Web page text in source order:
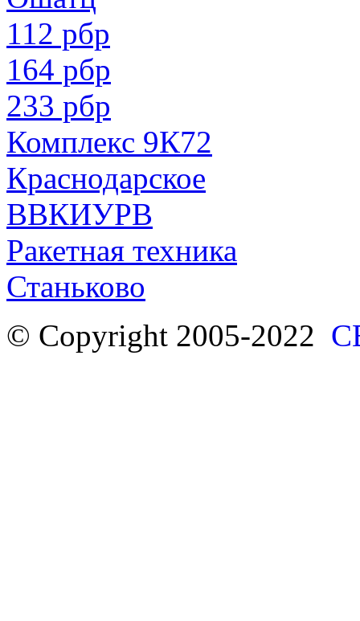
112 рбр
164 рбр
233 рбр
Комплекс 9К72
Краснодарское
ВВКИУРВ
Ракетная техника
Станьково
© Copyright 2005-2022